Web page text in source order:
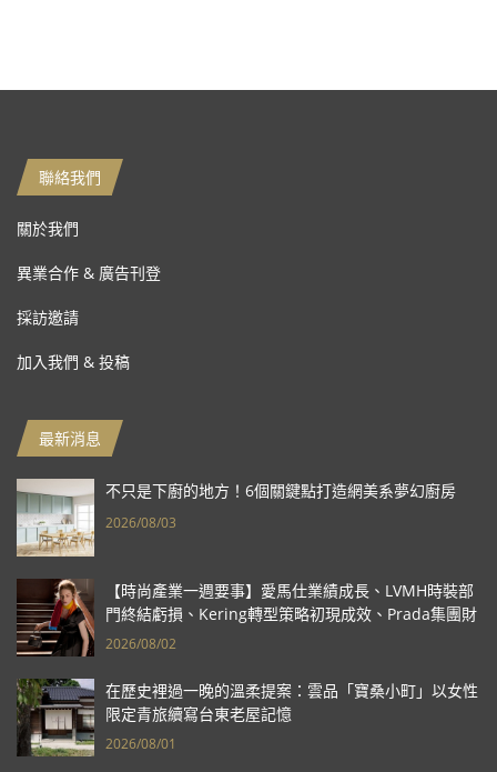
聯絡我們
關於我們
異業合作 & 廣告刊登
採訪邀請
加入我們 & 投稿
最新消息
不只是下廚的地方！6個關鍵點打造網美系夢幻廚房
2026/08/03
【時尚產業一週要事】愛馬仕業績成長、LVMH時裝部
門終結虧損、Kering轉型策略初現成效、Prada集團財
報亮眼
2026/08/02
在歷史裡過一晚的溫柔提案：雲品「寶桑小町」以女性
限定青旅續寫台東老屋記憶
2026/08/01